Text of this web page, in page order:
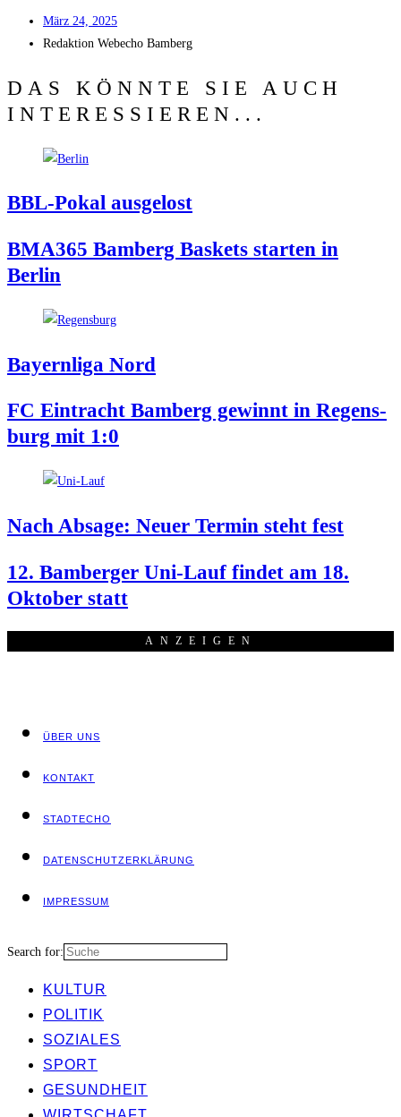
März 24, 2025
Redak­ti­on Web­echo Bamberg
DAS KÖNNTE SIE AUCH
INTERESSIEREN...
BBL-Pokal aus­ge­lost
BMA365 Bam­berg Bas­kets star­ten in
Berlin
Bay­ern­li­ga Nord
FC Ein­tracht Bam­berg gewinnt in Regens­
burg mit 1:0
Nach Absa­ge: Neu­er Ter­min steht fest
12. Bam­ber­ger Uni-Lauf fin­det am 18.
Okto­ber statt
ANZEI­GEN
ÜBER UNS
KON­TAKT
STADT­ECHO
DATEN­SCHUTZ­ER­KLÄ­RUNG
IMPRES­SUM
Search for:
KUL­TUR
POLI­TIK
SOZIA­LES
SPORT
GESUND­HEIT